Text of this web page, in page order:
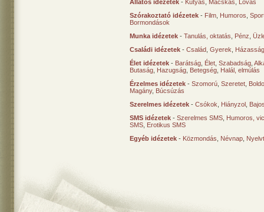
Állatos idézetek - Kutyás Macskás
Lovas
Szórakoztató idézetek - Film Humoros
Bormondások
Munka idézetek - Tanulás, oktatás Pénz
Családi idézetek - Család Gyerek
Élet idézetek - Barátság Élet Szabadság
Butaság Hazugság Betegség Halál, elmúlás
Érzelmes idézetek - Szomorú Szeretet
Magány, Búcsúzás
Szerelmes idézetek - Csókok Hiányzol
SMS idézetek - Szerelmes SMS Humoros,
SMS Erotikus SMS
Egyéb idézetek - Közmondás Névnap